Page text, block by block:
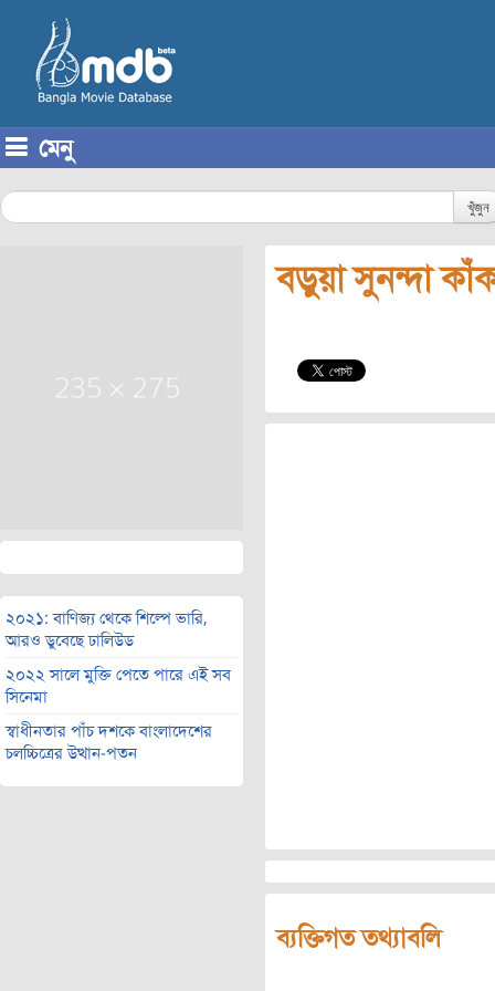
মেনু
খুঁজুন
২০২১: বাণিজ্য থেকে শিল্পে ভারি,
আরও ডুবেছে ঢালিউড
২০২২ সালে মুক্তি পেতে পারে এই সব
সিনেমা
স্বাধীনতার পাঁচ দশকে বাংলাদেশের
চলচ্চিত্রের উত্থান-পতন
বড়ুয়া সুনন্দা
ব্যক্তিগত তথ্যাবলি